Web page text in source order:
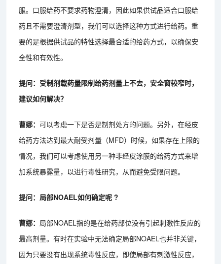
服。口服给药不要求药物澄清，因此如果供试品适合口服给
药且不需要澄清剂型，我们可以选择这种方式进行给药。重
要的是根据供试品的特性选择最合适的给药方式，以确保安
全性和有效性。
提问：受制剂载药量限制给药剂量上不去，安全窗较窄时，
建议如何解决？
曹娜：可以考虑一下是否是制剂处方的问题。另外，在经皮
给药方法达到最大耐受剂量（MFD）时候，如果存在上限的
情况，我们可以考虑使用另一种非经皮涂膜的给药方式来增
加系统暴露量，以进行毒性研究，从而避免受限问题。
提问：局部NOAEL如何确定呢 ?
曹娜： 局部NOAEL指的是在给药部位没有引起刺激性反应的
最高剂量。有时在实验中无法确定局部NOAEL也并非关键，
因为只要没有出现系统毒性反应，即使局部有刺激性反应，